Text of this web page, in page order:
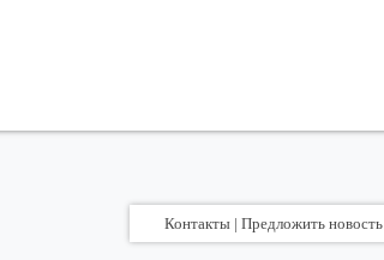
Контакты | Предложить новость